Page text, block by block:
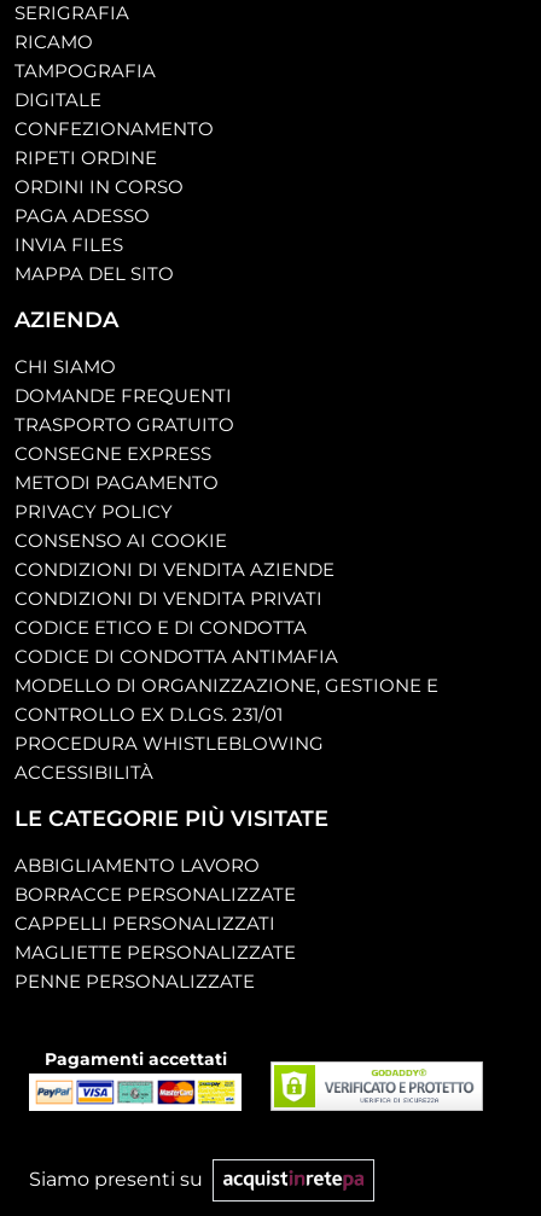
SERIGRAFIA
RICAMO
TAMPOGRAFIA
DIGITALE
CONFEZIONAMENTO
RIPETI ORDINE
ORDINI IN CORSO
PAGA ADESSO
INVIA FILES
MAPPA DEL SITO
AZIENDA
CHI SIAMO
DOMANDE FREQUENTI
TRASPORTO GRATUITO
CONSEGNE EXPRESS
METODI PAGAMENTO
PRIVACY POLICY
CONSENSO AI COOKIE
CONDIZIONI DI VENDITA AZIENDE
CONDIZIONI DI VENDITA PRIVATI
CODICE ETICO E DI CONDOTTA
CODICE DI CONDOTTA ANTIMAFIA
MODELLO DI ORGANIZZAZIONE, GESTIONE E
CONTROLLO EX D.LGS. 231/01
PROCEDURA WHISTLEBLOWING
ACCESSIBILITÀ
LE CATEGORIE PIÙ VISITATE
ABBIGLIAMENTO LAVORO
BORRACCE PERSONALIZZATE
CAPPELLI PERSONALIZZATI
MAGLIETTE PERSONALIZZATE
PENNE PERSONALIZZATE
Pagamenti accettati
Siamo presenti su